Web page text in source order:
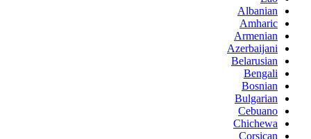
Albanian
Amharic
Armenian
Azerbaijani
Belarusian
Bengali
Bosnian
Bulgarian
Cebuano
Chichewa
Corsican